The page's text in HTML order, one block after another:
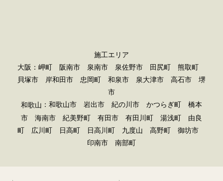
施工エリア
大阪：岬町 阪南市 泉南市 泉佐野市 田尻町 熊取町
貝塚市 岸和田市 忠岡町 和泉市 泉大津市 高石市 堺
市
和歌山 ：和歌山市 岩出市 紀の川市 かつらぎ町 橋本
市 海南市 紀美野町 有田市 有田川町 湯浅町 由良
町 広川町 日高町 日高川町 九度山 高野町 御坊市
印南市 南部町